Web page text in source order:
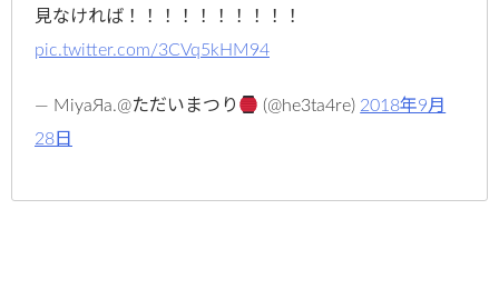
見なければ！！！！！！！！！！
pic.twitter.com/3CVq5kHM94
— MiyaЯa.@ただいまつり (@he3ta4re) 2018年9月
28日